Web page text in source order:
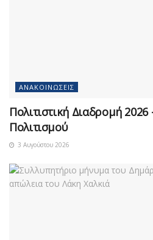
ΑΝΑΚΟΙΝΏΣΕΙΣ
Πολιτιστική Διαδρομή 2026
Πολιτισμού
3 Αυγούστου 2026